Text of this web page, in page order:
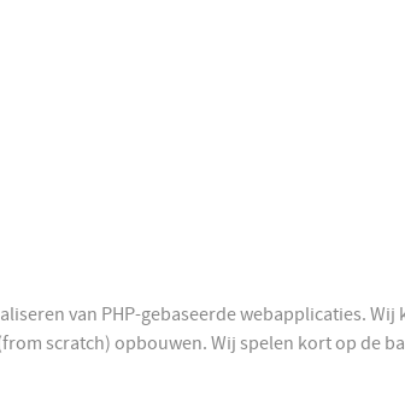
van PHP-gebaseerde webapplicaties.
scratch) opbouwen. Wij spelen kort op de